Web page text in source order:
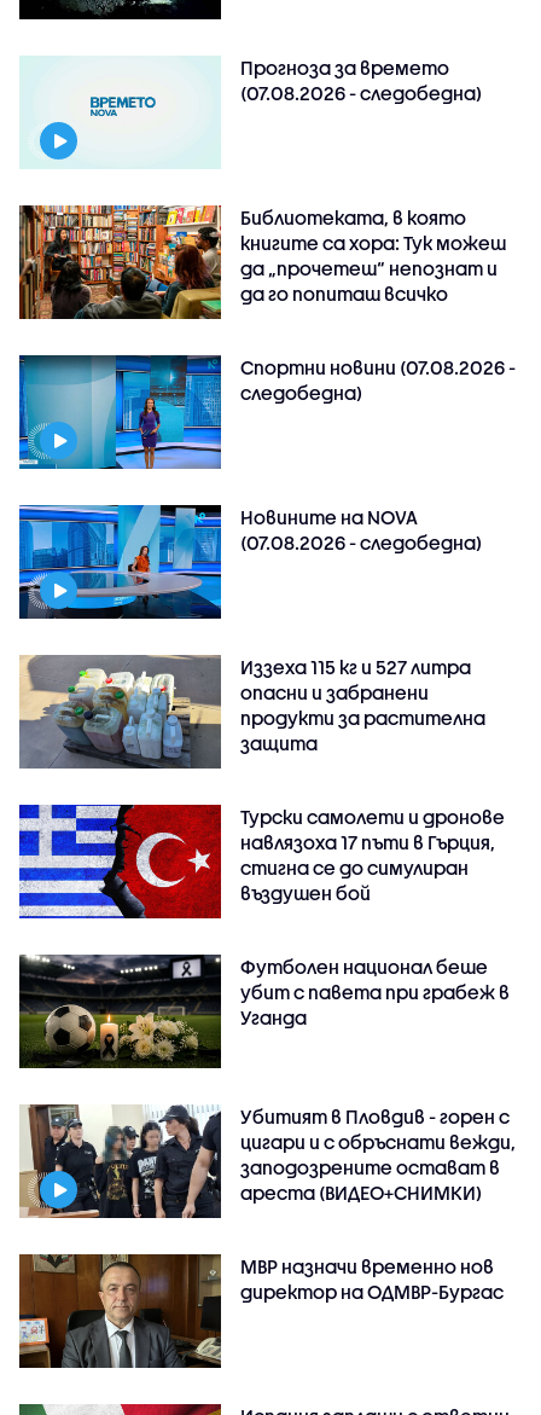
Прогноза за времето
(07.08.2026 - следобедна)
Библиотеката, в която
книгите са хора: Тук можеш
да „прочетеш“ непознат и
да го попиташ всичко
Спортни новини (07.08.2026 -
следобедна)
Новините на NOVA
(07.08.2026 - следобедна)
Иззеха 115 кг и 527 литра
опасни и забранени
продукти за растителна
защита
Турски самолети и дронове
навлязоха 17 пъти в Гърция,
стигна се до симулиран
въздушен бой
Футболен национал беше
убит с павета при грабеж в
Уганда
Убитият в Пловдив - горен с
цигари и с обръснати вежди,
заподозрените остават в
ареста (ВИДЕО+СНИМКИ)
МВР назначи временно нов
директор на ОДМВР-Бургас